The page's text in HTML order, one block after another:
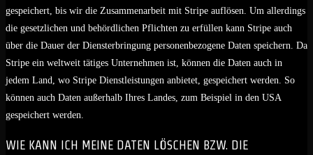
gespeichert, bis wir die Zusammenarbeit mit Stripe auflösen. Um allerdings
die gesetzlichen und behördlichen Pflichten zu erfüllen kann Stripe auch
über die Dauer der Diensterbringung personenbezogene Daten speichern. Da
Stripe ein weltweit tätiges Unternehmen ist, können die Daten auch in
jedem Land, wo Stripe Dienstleistungen anbietet, gespeichert werden. So
können auch Daten außerhalb Ihres Landes, zum Beispiel in den USA
gespeichert werden.
WIE KANN ICH MEINE DATEN LÖSCHEN BZW. DIE